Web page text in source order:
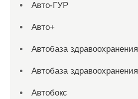
Авто-ГУР
Авто+
Автобаза здравоохранения
Автобаза здравоохранения
Автобокс